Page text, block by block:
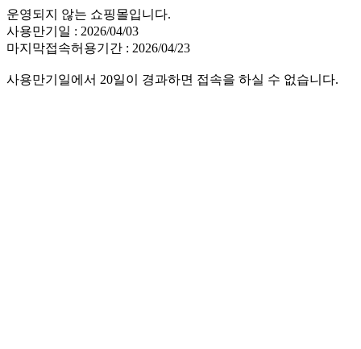
운영되지 않는 쇼핑몰입니다.
사용만기일 : 2026/04/03
마지막접속허용기간 : 2026/04/23
사용만기일에서 20일이 경과하면 접속을 하실 수 없습니다.